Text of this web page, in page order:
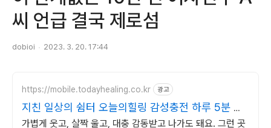
씨 언급 결국 제로섬
dobioi 2023. 3. 20. 17:44
https://mobile.todayhealing.co.kr 광고
지친 일상의 쉼터 오늘의힐링 감성충전 하루 5분 힐
링타임
가볍게 웃고, 살짝 울고, 대충 감동받고 나가도 돼요. 그런 곳